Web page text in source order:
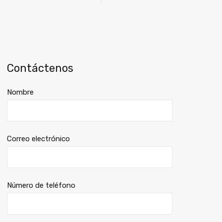
Contáctenos
Nombre
Correo electrónico
Número de teléfono